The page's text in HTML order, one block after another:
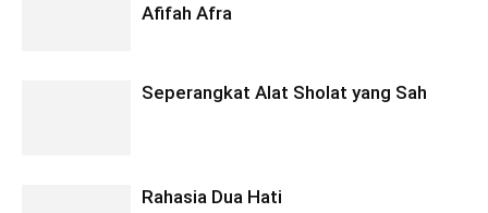
Afifah Afra
Seperangkat Alat Sholat yang Sah
Rahasia Dua Hati